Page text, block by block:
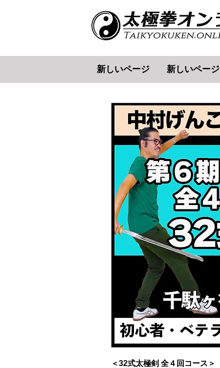
新しいページ 新しいページ
＜32式太極剣 全４回コース＞